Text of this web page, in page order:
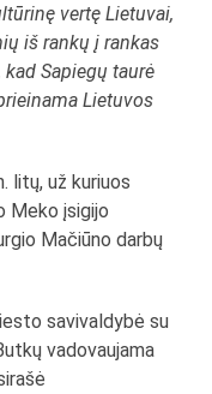
vertę Lietuvai,
iš rankų į rankas
Sapiegų taurė
Lietuvos
litų, už kuriuos
Meko įsigijo
Mačiūno darbų
savivaldybė su
vadovaujama